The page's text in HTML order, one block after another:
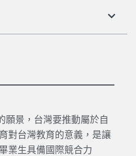
願景，台灣要推動屬於自
對台灣教育的意義，是讓
業生具備國際競合力